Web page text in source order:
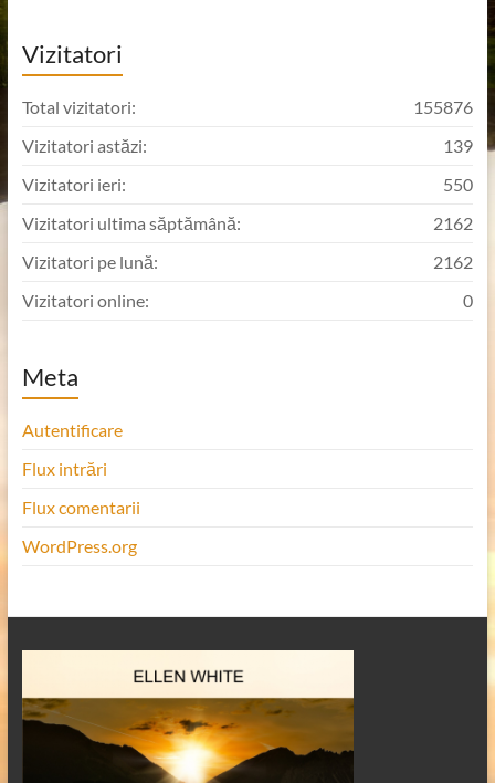
Vizitatori
155876
Total vizitatori:
139
Vizitatori astăzi:
550
Vizitatori ieri:
2162
Vizitatori ultima săptămână:
2162
Vizitatori pe lună:
0
Vizitatori online:
Meta
Autentificare
Flux intrări
Flux comentarii
WordPress.org